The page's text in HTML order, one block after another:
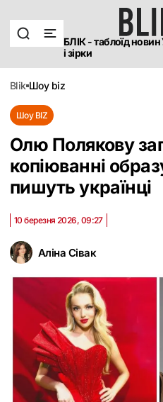
БЛІК - таблоїд
і зірки
blik шоу biz
Шоу BIZ
Олю Полякову
копіюванні
пишуть українці
Аліна Сівак
10 березня 2026, 09:27